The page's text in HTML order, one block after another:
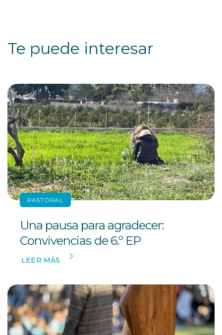
Te puede interesar
PASTORAL
Una pausa para agradecer:
Convivencias de 6.º EP
LEER MÁS